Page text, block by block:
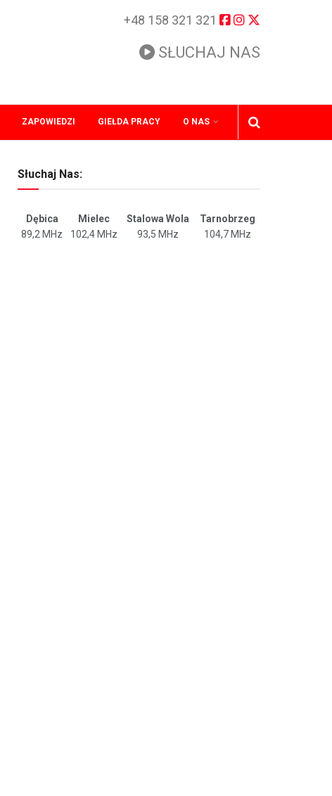
+48 158 321 321
SŁUCHAJ NAS
ZAPOWIEDZI GIEŁDA PRACY O NAS
Słuchaj Nas:
Dębica Mielec Stalowa Wola
Tarnobrzeg
89,2 MHz
102,4 MHz 93,5 MHz 104,7 MHz